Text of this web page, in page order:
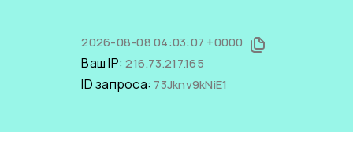
2026-08-08 04:03:07 +0000
Ваш IP:216.73.217.165
ID запроса: 73Jknv9kNiE1